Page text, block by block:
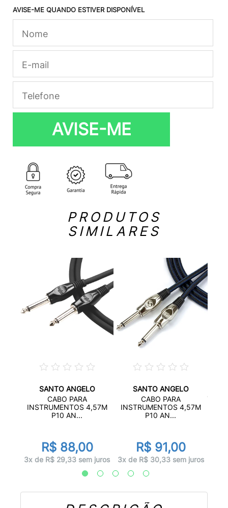
AVISE-ME QUANDO ESTIVER DISPONÍVEL
AVISE-ME
PRODUTOS
SIMILARES
SANTO ANGELO
CABO PARA
INSTRUMENTOS 4,57M
P10 AN...
R$ 88,00
3x de R$ 29,33 sem juros
SANTO ANGELO
CABO PARA
INSTRUMENTOS 4,57M
P10 AN...
R$ 91,00
3x de R$ 30,33 sem juros